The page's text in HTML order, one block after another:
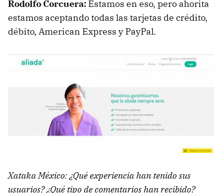
Rodolfo Corcuera: Estamos en eso, pero ahorita
estamos aceptando todas las tarjetas de crédito,
débito, American Express y PayPal.
Xataka México: ¿Qué experiencia han tenido sus
usuarios? ¿Qué tipo de comentarios han recibido?